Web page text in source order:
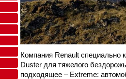
Компания Renault специально
Duster для тяжелого
подходящее – Extreme: